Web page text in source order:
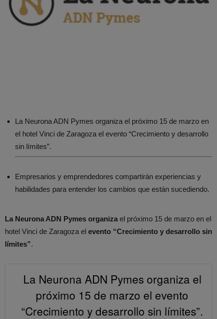
La Neurona ADN Pymes organiza el próximo 15 de marzo en
el hotel Vinci de Zaragoza el evento “Crecimiento y desarrollo
sin límites”.
Empresarios y emprendedores compartirán experiencias y
habilidades para entender los cambios que están sucediendo.
La Neurona ADN Pymes organiza el próximo 15 de marzo en el
hotel Vinci de Zaragoza el evento “Crecimiento y desarrollo sin
límites”.
La Neurona ADN Pymes organiza el
próximo 15 de marzo el evento
“Crecimiento y desarrollo sin límites”.